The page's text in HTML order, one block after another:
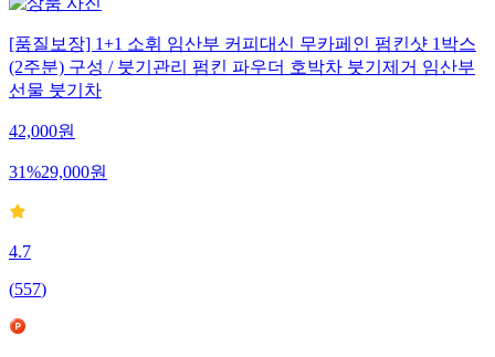
[품질보장] 1+1 소휘 임산부 커피대신 무카페인 펌킨샷 1박스
(2주분) 구성 / 붓기관리 펌킨 파우더 호박차 붓기제거 임산부
선물 붓기차
42,000원
31%29,000원
4.7
(557)